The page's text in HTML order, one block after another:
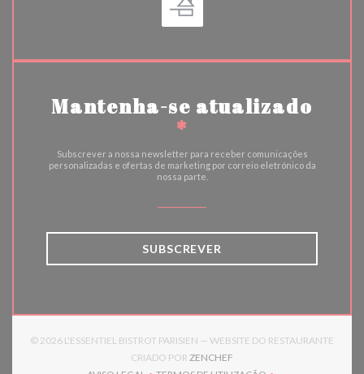
Mantenha-se atualizado
*
Subscrever a nossa newsletter para receber comunicações
personalizadas e ofertas de marketing por correio eletrónico da
nossa parte.
SUBSCREVER
© 2026 L'ESSENTIEL BISTROT PARISIEN — WEBSITE DO RESTAURANTE
CRIADO POR ZENCHEF